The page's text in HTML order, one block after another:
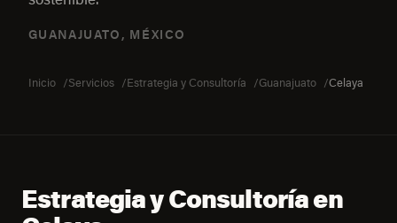
GUANAJUATO, MÉXICO
Inicio Servicios Estrategia y Consultoría Guanajuato Celaya
Estrategia y Consultoría en